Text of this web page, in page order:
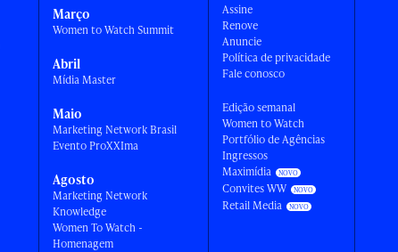
Março
Women to Watch Summit
Abril
Mídia Master
Maio
Marketing Network Brasil
Evento ProXXIma
Agosto
Marketing Network
Knowledge
Women To Watch -
Homenagem
Assine
Renove
Anuncie
Política de privacidade
Fale conosco
Edição semanal
Women to Watch
Portfólio de Agências
Ingressos
Maximídia
Convites WW
Retail Media